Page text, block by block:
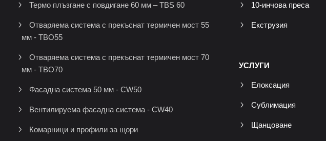
Термо плъзгане с повдигане 60 мм – TBS 60
Отваряема система с прекъснат термичен мост 55
мм - TBO55
Отваряема система с прекъснат термичен мост 70
мм - TBO70
Фасадна система 50 мм - CW50
Вентилируема фасадна система - CW40
Комарници и профили за щори
10-инчова преса
Екструзия
УСЛУГИ
Елоксация
Сублимация
Щанцоване